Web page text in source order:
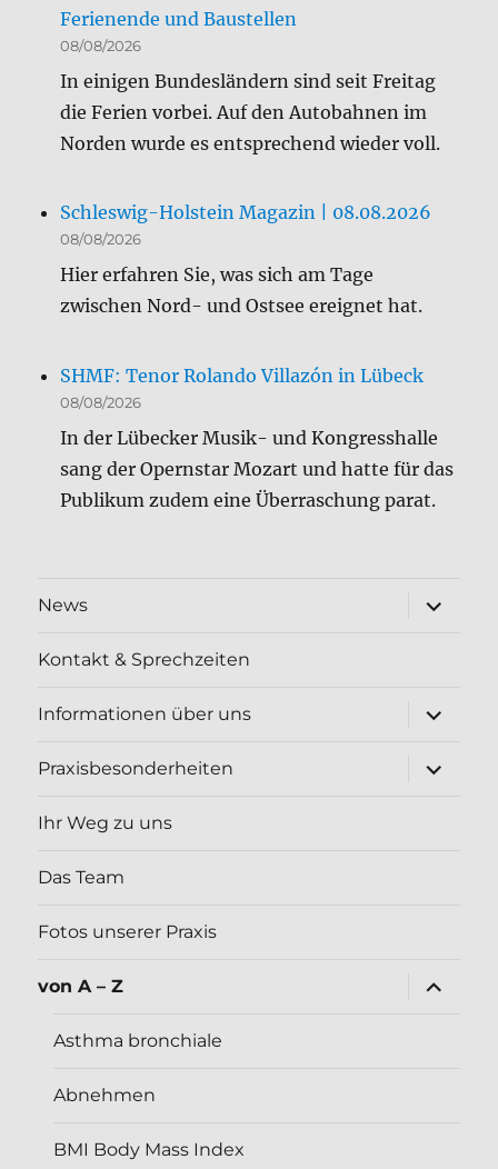
Ferienende und Baustellen
08/08/2026
In einigen Bundesländern sind seit Freitag
die Ferien vorbei. Auf den Autobahnen im
Norden wurde es entsprechend wieder voll.
Schleswig-Holstein Magazin | 08.08.2026
08/08/2026
Hier erfahren Sie, was sich am Tage
zwischen Nord- und Ostsee ereignet hat.
SHMF: Tenor Rolando Villazón in Lübeck
08/08/2026
In der Lübecker Musik- und Kongresshalle
sang der Opernstar Mozart und hatte für das
Publikum zudem eine Überraschung parat.
News
öffnen
Kontakt & Sprechzeiten
Informationen über uns
öffnen
Praxisbesonderheiten
öffnen
Ihr Weg zu uns
Das Team
Fotos unserer Praxis
von A – Z
öffnen
Asthma bronchiale
Abnehmen
BMI Body Mass Index